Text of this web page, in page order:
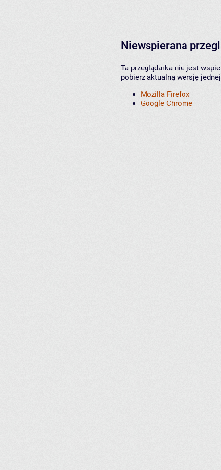
Niewspierana
Ta przeglądarka nie jest
pobierz aktualną wersję
Mozilla Firefox
Google Chrome